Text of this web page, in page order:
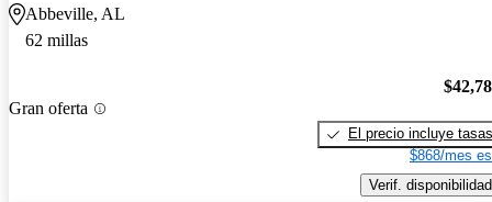
Abbeville, AL
62 millas
Gran oferta
El precio incluye tasas
$868/mes
Verif. disponibilidad